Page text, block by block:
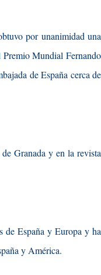
por unanimidad una
Mundial Fernando
de España cerca de
Granada y en la revista
de España y Europa y ha
y América.